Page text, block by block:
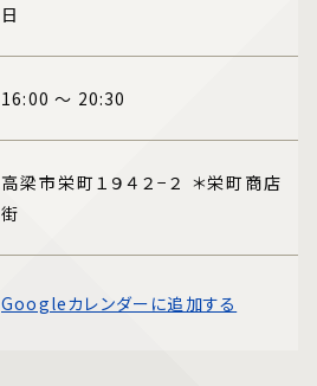
日
16:00 ～ 20:30
高梁市栄町１９４２−２ ＊栄町商店
街
Googleカレンダーに追加する